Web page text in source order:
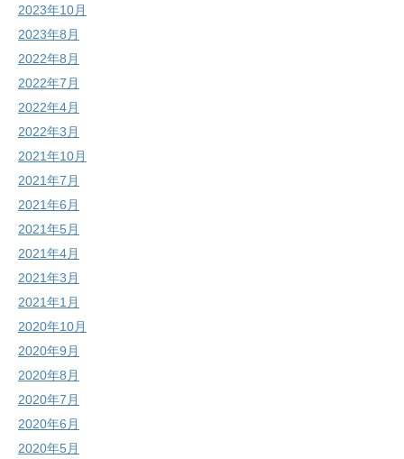
2023年10月
2023年8月
2022年8月
2022年7月
2022年4月
2022年3月
2021年10月
2021年7月
2021年6月
2021年5月
2021年4月
2021年3月
2021年1月
2020年10月
2020年9月
2020年8月
2020年7月
2020年6月
2020年5月